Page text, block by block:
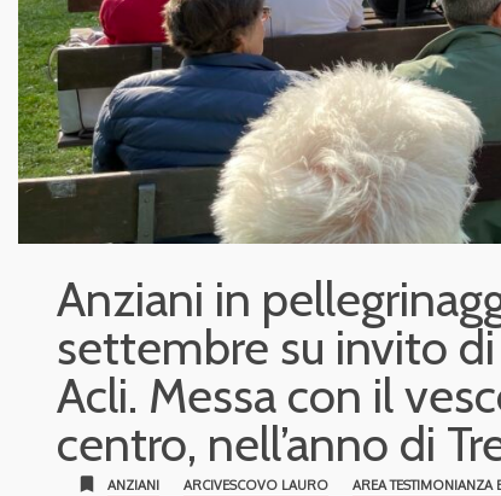
Anziani in
settembre su invito di
Acli. Messa con il
centro, nell’anno di
bookmark ANZIANI ARCIVESCOVO LAURO AREA TESTIMONIANZA